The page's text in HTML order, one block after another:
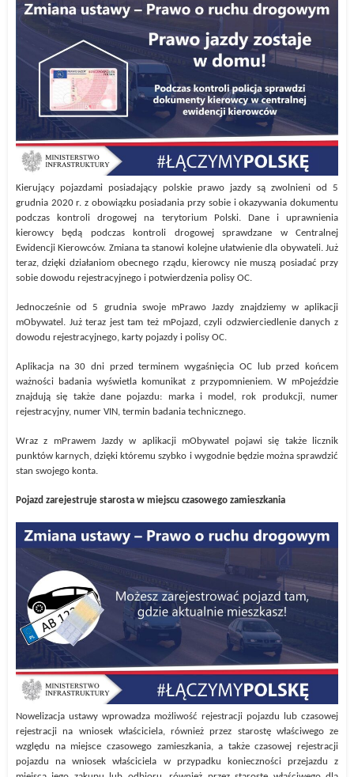
Kierujący pojazdami posiadający polskie prawo jazdy są zwolnieni od 5
grudnia 2020 r. z obowiązku posiadania przy sobie i okazywania dokumentu
podczas kontroli drogowej na terytorium Polski. Dane i uprawnienia
kierowcy będą podczas kontroli drogowej sprawdzane w Centralnej
Ewidencji Kierowców. Zmiana ta stanowi kolejne ułatwienie dla obywateli. Już
teraz, dzięki działaniom obecnego rządu, kierowcy nie muszą posiadać przy
sobie dowodu rejestracyjnego i potwierdzenia polisy OC.
Jednocześnie od 5 grudnia swoje mPrawo Jazdy znajdziemy w aplikacji
mObywatel. Już teraz jest tam też mPojazd, czyli odzwierciedlenie danych z
dowodu rejestracyjnego, karty pojazdy i polisy OC.
Aplikacja na 30 dni przed terminem wygaśnięcia OC lub przed końcem
ważności badania wyświetla komunikat z przypomnieniem. W mPojeździe
znajdują się także dane pojazdu: marka i model, rok produkcji, numer
rejestracyjny, numer VIN, termin badania technicznego.
Wraz z mPrawem Jazdy w aplikacji mObywatel pojawi się także licznik
punktów karnych, dzięki któremu szybko i wygodnie będzie można sprawdzić
stan swojego konta.
Pojazd zarejestruje starosta w miejscu czasowego zamieszkania
Nowelizacja ustawy wprowadza możliwość rejestracji pojazdu lub czasowej
rejestracji na wniosek właściciela, również przez starostę właściwego ze
względu na miejsce czasowego zamieszkania, a także czasowej rejestracji
pojazdu na wniosek właściciela w przypadku konieczności przejazdu z